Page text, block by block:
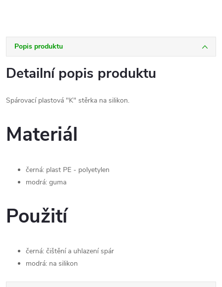
Popis produktu
Detailní popis produktu
Spárovací plastová "K" stěrka na silikon.
Materiál
černá: plast PE - polyetylen
modrá: guma
Použití
černá: čištění a uhlazení spár
modrá: na silikon